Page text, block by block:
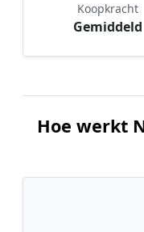
Koopkracht
Gemiddeld
Hoe werkt